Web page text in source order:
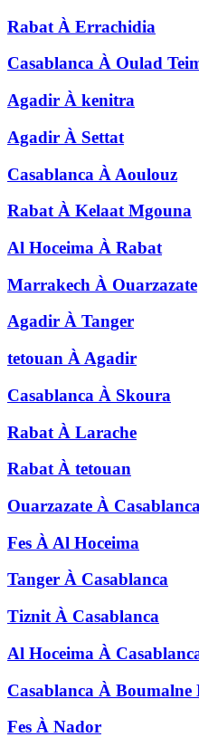
Rabat À Errachidia
Casablanca À Oulad
Agadir À kenitra
Agadir À Settat
Casablanca À Aoulouz
Rabat À Kelaat Mgouna
Al Hoceima À Rabat
Marrakech À Ouarzazate
Agadir À Tanger
tetouan À Agadir
Casablanca À Skoura
Rabat À Larache
Rabat À tetouan
Ouarzazate À Casablanca
Fes À Al Hoceima
Tanger À Casablanca
Tiznit À Casablanca
Al Hoceima À
Casablanca À Boumalne
Fes À Nador